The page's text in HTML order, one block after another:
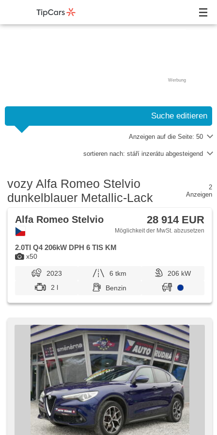
Werbung
Suche editieren
Anzeigen auf die Seite: 50
sortieren nach: stáří inzerátu abgesteigend
vozy Alfa Romeo Stelvio
dunkelblauer Metallic-Lack
2
Anzeigen
x50
Alfa Romeo Stelvio 28 914 EUR
Möglichkeit der MwSt. abzusetzen
2.0TI Q4 206kW DPH 6 TIS KM
2023 6 tkm
206 kW
2 l
Benzin